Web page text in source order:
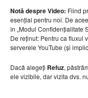
Notă despre Video: Fiind
esențial pentru noi. De
în „Modul Confidențialitate
De reținut: Pentru ca fluxul
serverele YouTube (și
Dacă alegeți Refuz,
ele vizibile, dar vizita dvs.
Cele mai
7 august 2026